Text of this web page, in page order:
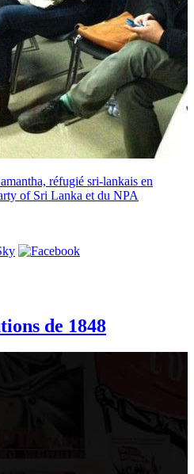
réfugié sri-lankais en
of Sri Lanka et du NPA
de 1848